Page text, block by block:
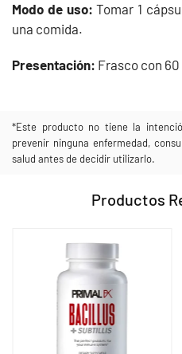
Modo de uso: Tomar 1
una comida.
Presentación: Frasco con
*Este producto no tiene la
prevenir ninguna enfermedad,
salud antes de decidir utilizarlo.
Productos